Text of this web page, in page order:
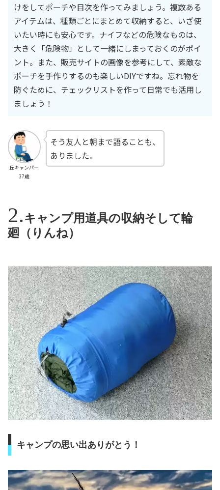
けをしてポーチや目次を作ってみましょう。複数ある
アイテムは、種類ごとにまとめて収納すると、いざ使
いたい時にも安心です。ナイフなどの危険なものは、
大きく「危険物」として一緒にしまっておくのがポイ
ント。また、販売サイトの画像を参考にして、素敵な
ポーチを手作りするのも楽しいDIYですね。忘れ物を
防ぐために、チェックリストを作って日常でも活用し
ましょう！
丘キャンパー
37歳
そう友人と朝まで語ることも、
ありました。
キャンプ用道具の収納そして輪
廻（りんね）
キャンプの思い出ありがとう！